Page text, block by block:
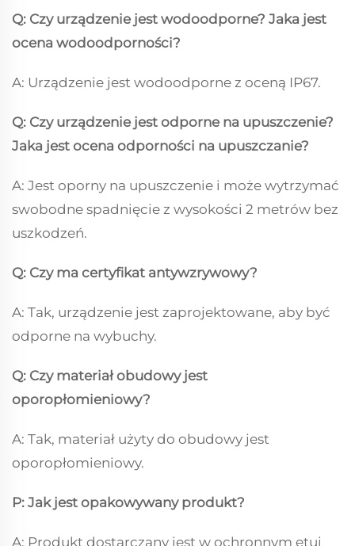
Q: Czy urządzenie jest wodoodporne? Jaka jest
ocena wodoodporności?
A: Urządzenie jest wodoodporne z oceną IP67.
Q: Czy urządzenie jest odporne na upuszczenie?
Jaka jest ocena odporności na upuszczanie?
A: Jest oporny na upuszczenie i może wytrzymać
swobodne spadnięcie z wysokości 2 metrów bez
uszkodzeń.
Q: Czy ma certyfikat antywzrywowy?
A: Tak, urządzenie jest zaprojektowane, aby być
odporne na wybuchy.
Q: Czy materiał obudowy jest
oporopłomieniowy?
A: Tak, materiał użyty do obudowy jest
oporopłomieniowy.
P: Jak jest opakowywany produkt?
A: Produkt dostarczany jest w ochronnym etui